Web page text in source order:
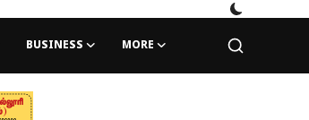
BUSINESS MORE